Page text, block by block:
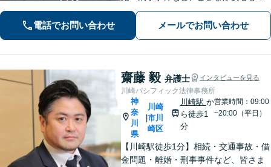
暮らせるように問題解決に尽力しま
す。【地元密着】クチコミ・リピータ
ーの方も多数。「こんなことで」と思
電話でお問い合わせ メールでお問い合わせ
齋藤 毅 弁護士 インタビューを見る
川崎パシフィック法律事務所
神
奈
川
県
|
川崎
市川
崎区
川崎駅 か
ら徒歩1
分
営業時間：09:00
~20:00（平日）
【川崎駅徒歩1分】相続・交通事故・借
金問題・離婚・刑事事件など、皆さま